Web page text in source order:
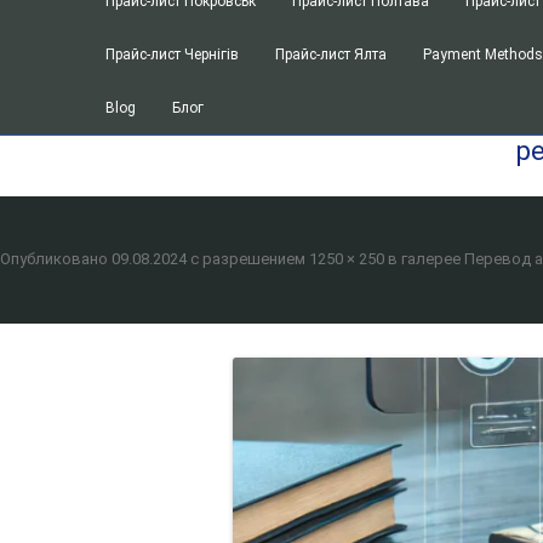
Прайс-лист Чернігів Прайс-лист Ялта Payment Methods
Blog Блог
Опубликовано 09.08.2024 с разрешением 1250 × 250 в галерее Перевод